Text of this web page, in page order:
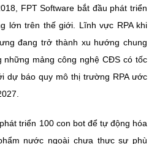
FPT Software bắt đầu phát triển
lớn trên thế giới. Lĩnh vực RPA khi
đang trở thành xu hướng chung
những mảng công nghệ CĐS có tốc
dự báo quy mô thị trường RPA ước
triển 100 con bot để tự động hóa
nước ngoài chưa thực sự phù